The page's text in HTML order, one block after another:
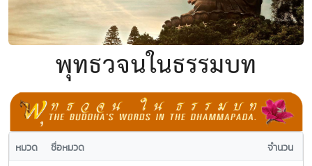
พุทธวจนในธรรมบท
หมวด ชื่อหมวด จำนวน